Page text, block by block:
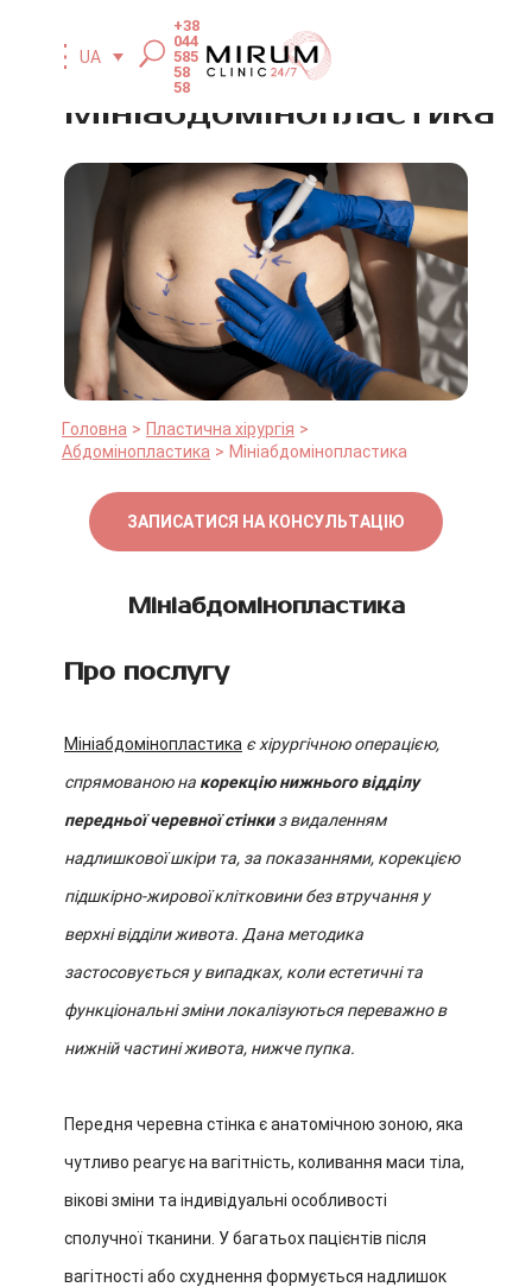
UA
+38
044
585
58
58
Мініабдомінопластика
Головна
Пластична хірургія
Абдомінопластика
Мініабдомінопластика
ЗАПИСАТИСЯ НА КОНСУЛЬТАЦІЮ
Мініабдомінопластика
Про послугу
Мініабдомінопластика є хірургічною операцією,
спрямованою на корекцію нижнього відділу
передньої черевної стінкиз видаленням
надлишкової шкіри та, за показаннями, корекцією
підшкірно-жирової клітковини без втручання у
верхні відділи живота. Дана методика
застосовується у випадках, коли естетичні та
функціональні зміни локалізуються переважно в
нижній частині живота, нижче пупка.
Передня черевна стінка є анатомічною зоною, яка
чутливо реагує на вагітність, коливання маси тіла,
вікові зміни та індивідуальні особливості
сполучної тканини. У багатьох пацієнтів після
вагітності або схуднення формується надлишок